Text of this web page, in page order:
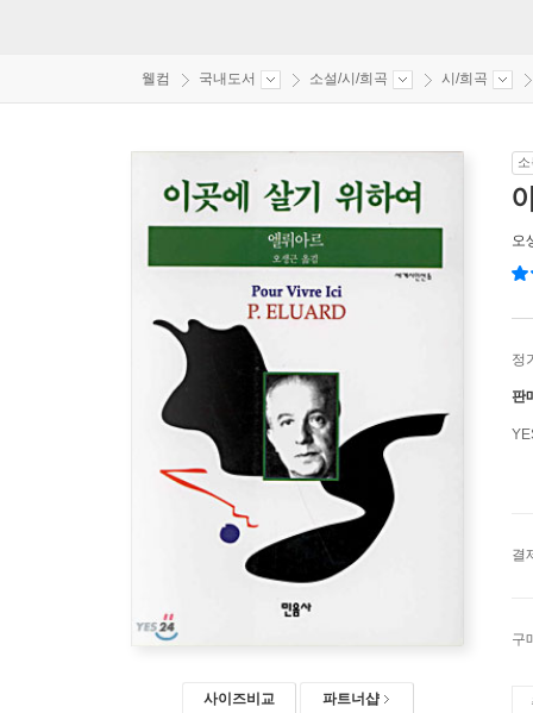
웰컴 국내도서 소설/시/희곡 시/희곡
사이즈비교 파트너샵
오
정
판
결
구